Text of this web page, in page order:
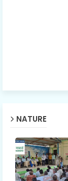
NATURE